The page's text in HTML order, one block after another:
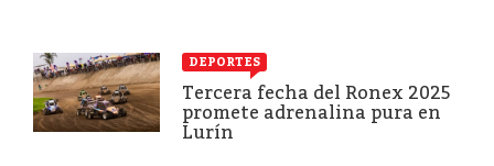
DEPORTES
Tercera fecha del Ronex 2025
promete adrenalina pura en
Lurín